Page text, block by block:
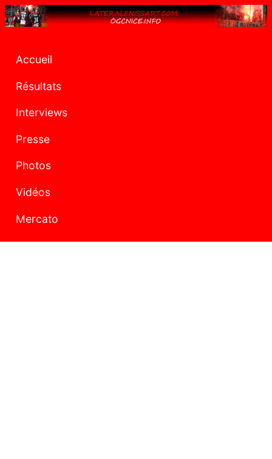
Accueil
Résultats
Interviews
Presse
Photos
Vidéos
Mercato